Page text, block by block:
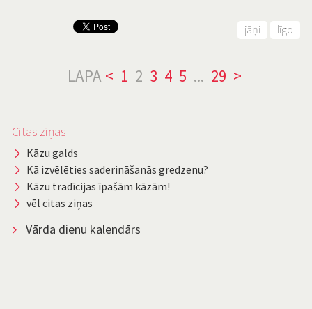
jāņi līgo
LAPA < 1 2 3 4 5 ... 29 >
Citas ziņas
Kāzu galds
Kā izvēlēties saderināšanās gredzenu?
Kāzu tradīcijas īpašām kāzām!
vēl citas ziņas
Vārda dienu kalendārs